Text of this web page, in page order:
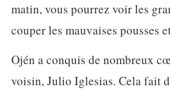
matin, vous pourrez voir les
couper les mauvaises pousses
Ojén a conquis de nombreux
voisin, Julio Iglesias. Cela fait